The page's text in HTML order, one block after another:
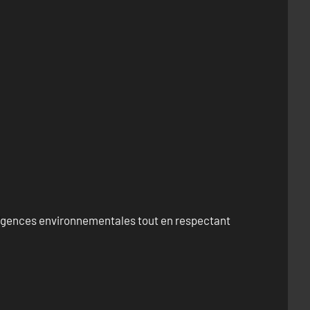
environnementales tout en respectant